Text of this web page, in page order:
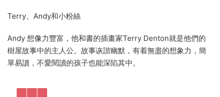
Terry、Andy和小粉絲
Andy 想像力豐富，他和書的插畫家Terry Denton就是他們的
樹屋故事中的主人公。故事诙諧幽默，有着無盡的想象力，簡
單易讀，不愛閱讀的孩子也能深陷其中。